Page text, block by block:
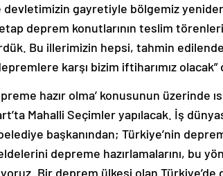
devletimizin gayretiyle bölgemiz
etap deprem konutlarının teslim
Bu illerimizin hepsi, tahmin
karşı bizim iftiharımız
hazır olma’ konusunun üzerinde
Mahalli Seçimler yapılacak. İş
başkanından; Türkiye’nin
depreme hazırlamalarını, bu
Bir deprem ülkesi olan Türkiye’de